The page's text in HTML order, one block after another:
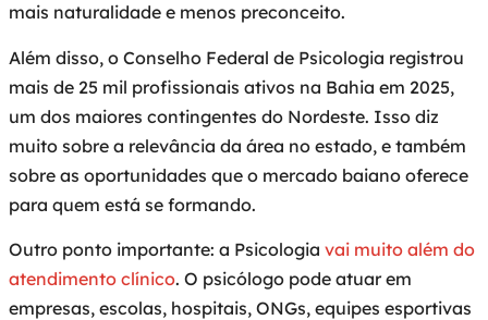
mais naturalidade e menos preconceito.
Além disso, o Conselho Federal de Psicologia registrou
mais de 25 mil profissionais ativos na Bahia em 2025,
um dos maiores contingentes do Nordeste. Isso diz
muito sobre a relevância da área no estado, e também
sobre as oportunidades que o mercado baiano oferece
para quem está se formando.
Outro ponto importante: a Psicologia vai muito além do
atendimento clínico. O psicólogo pode atuar em
empresas, escolas, hospitais, ONGs, equipes esportivas